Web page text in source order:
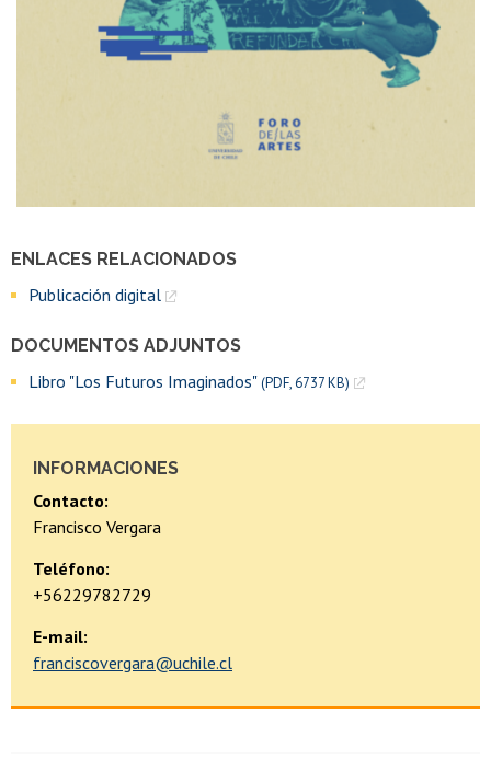
ENLACES RELACIONADOS
Publicación digital
DOCUMENTOS ADJUNTOS
Libro "Los Futuros Imaginados"(PDF, 6737 KB)
INFORMACIONES
Contacto:
Francisco Vergara
Teléfono:
+56229782729
E-mail:
franciscovergara@uchile.cl